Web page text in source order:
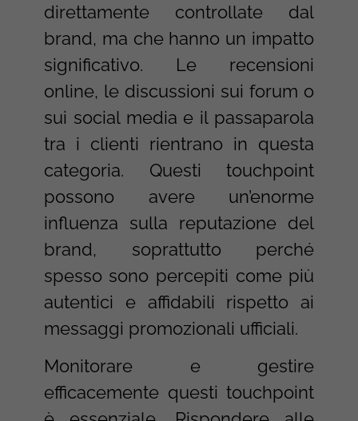
direttamente controllate dal
brand, ma che hanno un impatto
significativo. Le recensioni
online, le discussioni sui forum o
sui social media e il passaparola
tra i clienti rientrano in questa
categoria. Questi touchpoint
possono avere un’enorme
influenza sulla reputazione del
brand, soprattutto perché
spesso sono percepiti come più
autentici e affidabili rispetto ai
messaggi promozionali ufficiali.
Monitorare e gestire
efficacemente questi touchpoint